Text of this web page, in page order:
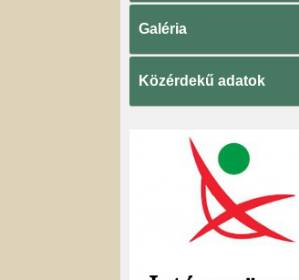
Galéria
Közérdekű adatok